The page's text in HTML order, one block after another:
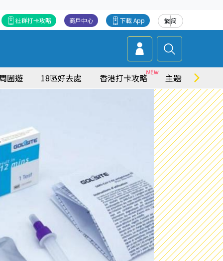
繁简
下載 App
商戶中心
社群打卡攻略
圍遊 18區好去處 香港打卡攻略 主題特集